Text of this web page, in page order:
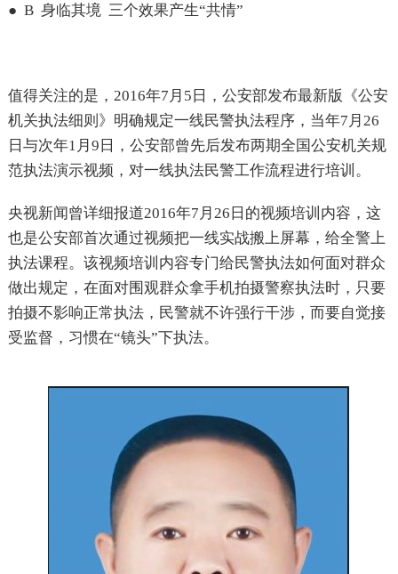
● B 身临其境 三个效果产生“共情”
值得关注的是， 2016年7 月 5 日，公安部发布最新版《公安
机关执法细则》明确规定一线民警执法程序，当年7 月 26
日与次年1 月 9 日，公安部曾先后发布两期全国公安机关规
范执法演示视频，对一线执法民警工作流程进行培训。
央视新闻曾详细报道2016年7 月 26 日的视频培训内容，这
也是公安部首次通过视频把一线实战搬上屏幕，给全警上
执法课程。该视频培训内容专门给民警执法如何面对群众
做出规定，在面对围观群众拿手机拍摄警察执法时，只要
拍摄不影响正常执法，民警就不许强行干涉，而要自觉接
受监督，习惯在“镜头”下执法。